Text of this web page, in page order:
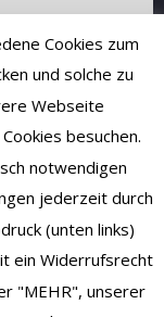
Cookies zum
und solche zu
Webseite
besuchen.
notwendigen
jederzeit durch
(unten links)
ein Widerrufsrecht
"MEHR", unserer